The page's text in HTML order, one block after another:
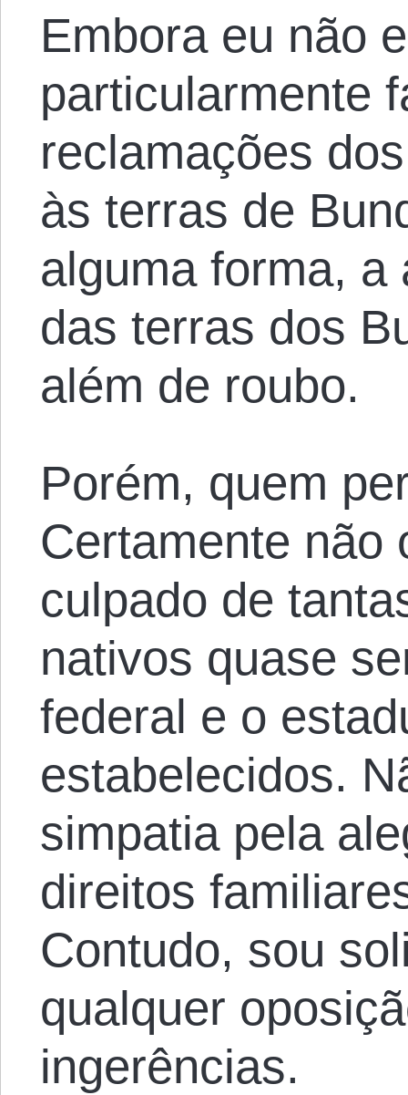
Embora eu não
particularmente
reclamações
às terras de
alguma forma, a
das terras dos
além de roubo.
Porém, quem
Certamente não
culpado de
nativos quase
federal e o
estabelecidos.
simpatia pela
direitos
Contudo, sou
qualquer
ingerências.